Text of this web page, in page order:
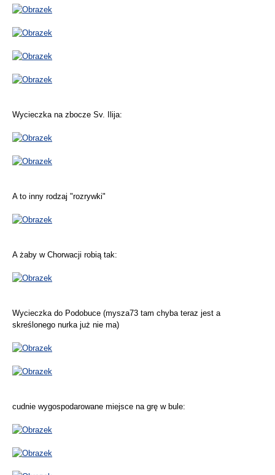
Wycieczka na zbocze Sv. Ilija:
A to inny rodzaj "rozrywki"
A żaby w Chorwacji robią tak:
Wycieczka do Podobuce (mysza73 tam chyba teraz jest a
skreślonego nurka już nie ma)
cudnie wygospodarowane miejsce na grę w bule: